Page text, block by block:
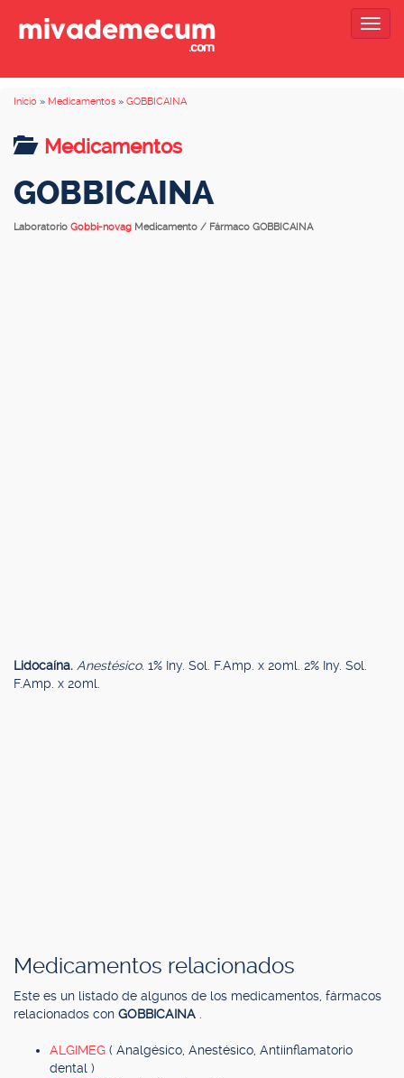
Inicio » Medicamentos » GOBBICAINA
Medicamentos
GOBBICAINA
Laboratorio Gobbi-novag Medicamento / Fármaco GOBBICAINA
Lidocaína. Anestésico. 1% Iny. Sol. F.Amp. x 20ml. 2% Iny. Sol.
F.Amp. x 20ml.
Medicamentos relacionados
Este es un listado de algunos de los medicamentos, fármacos
relacionados con GOBBICAINA
ALGIMEG ( Analgésico, Anestésico, Antiinflamatorio
dental )